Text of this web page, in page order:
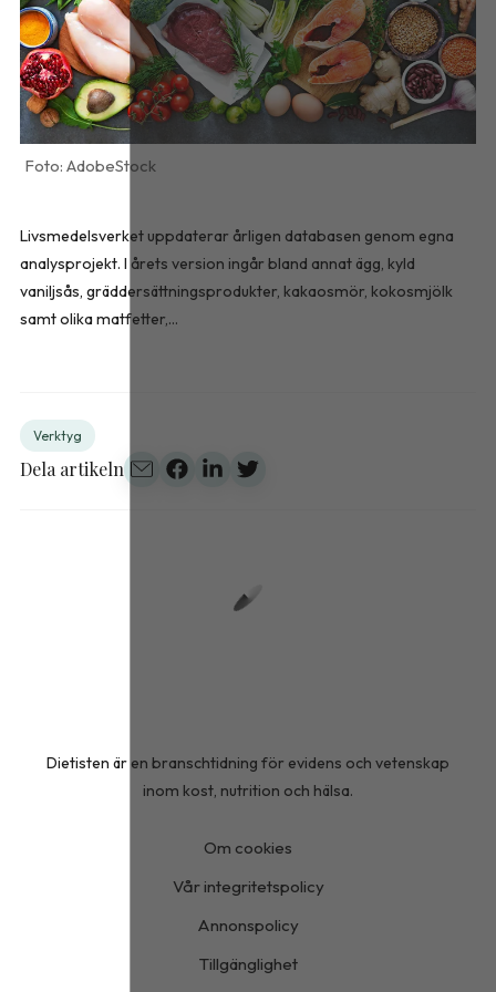
AdobeStock
Livsmedelsverket uppdaterar årligen databasen genom egna
analysprojekt. I årets version ingår bland annat ägg, kyld
vaniljsås, gräddersättningsprodukter, kakaosmör, kokosmjölk
samt olika matfetter,...
Verktyg
Dela artikeln
Dietisten är en branschtidning för evidens och vetenskap
inom kost, nutrition och hälsa.
Om cookies
Vår integritetspolicy
Annonspolicy
Tillgänglighet